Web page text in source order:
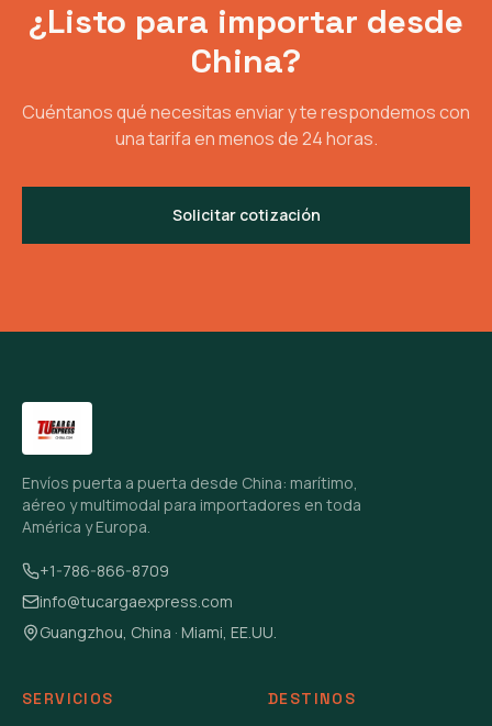
¿Listo para importar desde
China?
Cuéntanos qué necesitas enviar y te respondemos con
una tarifa en menos de 24 horas.
Solicitar cotización
Envíos puerta a puerta desde China: marítimo,
aéreo y multimodal para importadores en toda
América y Europa.
+1-786-866-8709
info@tucargaexpress.com
Guangzhou, China · Miami, EE.UU.
SERVICIOS DESTINOS